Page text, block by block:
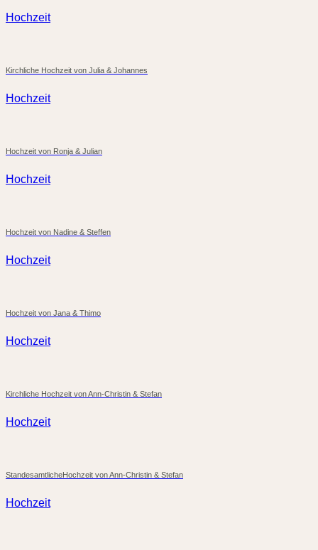
Hochzeit
Kirchliche Hochzeit von Julia & Johannes
Hochzeit
Hochzeit von Ronja & Julian
Hochzeit
Hochzeit von Nadine & Steffen
Hochzeit
Hochzeit von Jana & Thimo
Hochzeit
Kirchliche Hochzeit von Ann-Christin & Stefan
Hochzeit
StandesamtlicheHochzeit von Ann-Christin & Stefan
Hochzeit